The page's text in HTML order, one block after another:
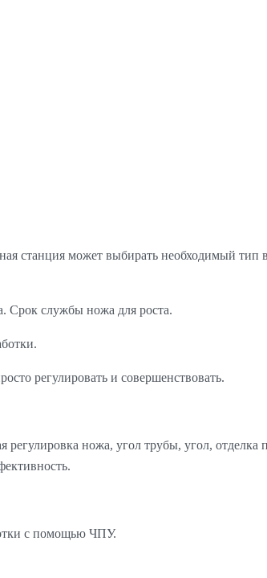
станция может выбирать необходимый тип
Срок службы ножа для роста.
регулировать и совершенствовать.
ножа, угол трубы, угол, отделка
с помощью ЧПУ.